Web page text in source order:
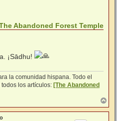
Abandoned Forest Temple
¡Sādhu!
la comunidad hispana. Todo el
los artículos: [The Abandoned
r
r